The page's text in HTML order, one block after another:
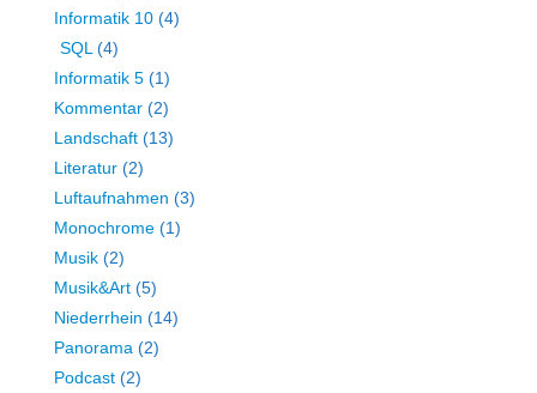
Informatik 10 (4)
SQL (4)
Informatik 5 (1)
Kommentar (2)
Landschaft (13)
Literatur (2)
Luftaufnahmen (3)
Monochrome (1)
Musik (2)
Musik&Art (5)
Niederrhein (14)
Panorama (2)
Podcast (2)